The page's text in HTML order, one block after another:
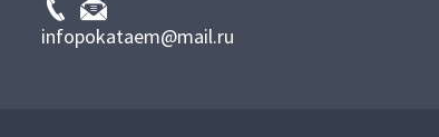
infopokataem@mail.ru